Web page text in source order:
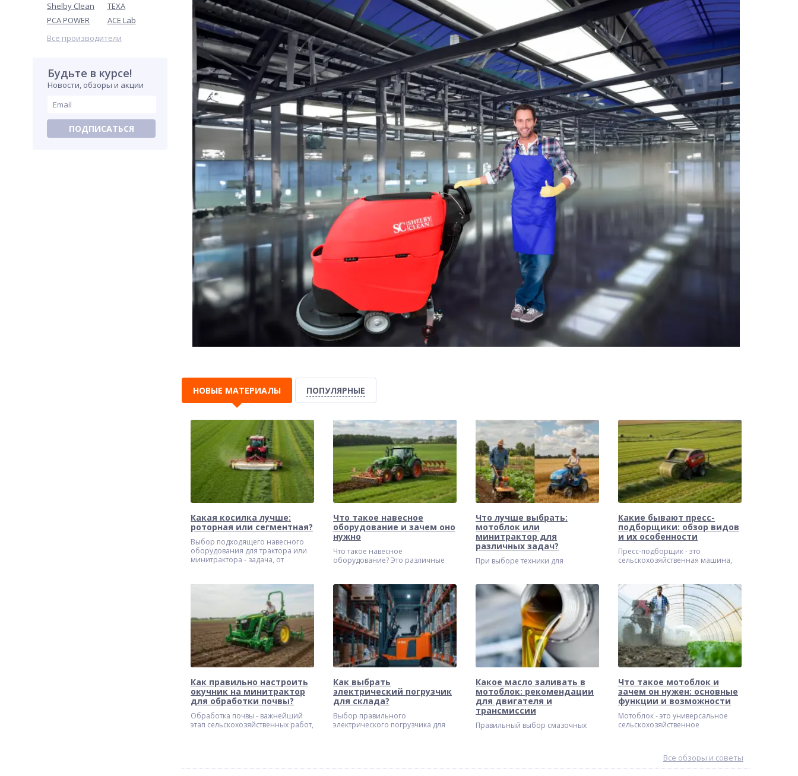
Shelby Clean
TEXA
PCA POWER
ACE Lab
Все производители
Будьте в курсе!
Новости, обзоры и акции
ПОДПИСАТЬСЯ
НОВЫЕ МАТЕРИАЛЫ ПОПУЛЯРНЫЕ
Какая косилка лучше:
роторная или сегментная?
Выбор подходящего навесного
оборудования для трактора или
минитрактора - задача, от
травы, заготовка сена, борьба с
сорняками - все это требует
качественного и надежного
оборудования.
Что такое навесное
оборудование и зачем оно
нужно
Что такое навесное
оборудование? Это различные
(тракторам, экскаваторам,
погрузчикам и т. д.) для
выполнения
специализированных задач. Оно
значительно расширяет
функциональность машин,
позволяя им выполнять широкий
спектр работ.
Что лучше выбрать:
мотоблок или
минитрактор для
различных задач?
При выборе техники для
подойдет для их нужд? Оба
агрегата предназначены для
облегчения работы на участке, но
имеют существенные различия
Какие бывают пресс-
подборщики: обзор видов
и их особенности
Пресс-подборщик - это
сельскохозяйственная машина,
сена и их последующего
прессования в тюки или рулоны
определенной формы
Как правильно настроить
окучник на минитрактор
для обработки почвы?
Обработка почвы - важнейший
этап сельскохозяйственных работ,
настройка окучника на
Как выбрать
электрический погрузчик
для склада?
Выбор правильного
электрического погрузчика для
выбрать лучший погрузчик для
Какое масло заливать в
мотоблок: рекомендации
для двигателя и
трансмиссии
Правильный выбор смазочных
заливать, напрямую зависит
Что такое мотоблок и
зачем он нужен: основные
функции и возможности
Мотоблок - это универсальное
сельскохозяйственное
работ на земельном участке.
Все обзоры и советы